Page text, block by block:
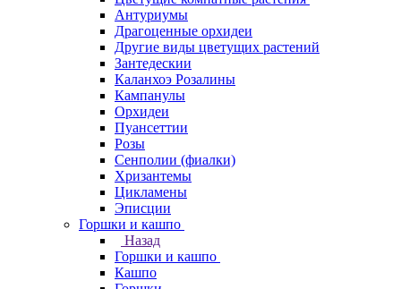
Антуриумы
Драгоценные орхидеи
Другие виды цветущих растений
Зантедескии
Каланхоэ Розалины
Кампанулы
Орхидеи
Пуансеттии
Розы
Сенполии (фиалки)
Хризантемы
Цикламены
Эписции
Горшки и кашпо
Назад
Горшки и кашпо
Кашпо